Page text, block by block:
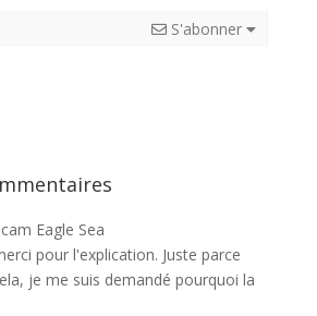
S'abonner
Eagle Sea
pour l'explication. Juste parce
je me suis demandé pourquoi la